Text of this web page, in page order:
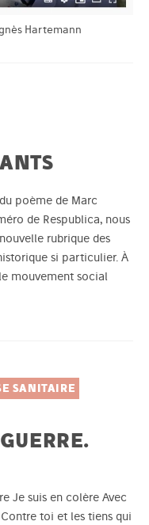
Hartemann
poème de Marc
de Respublica, nous
rubrique des
si particulier. À
mouvement social
SANITAIRE
Je suis en colère Avec
toi et les tiens qui